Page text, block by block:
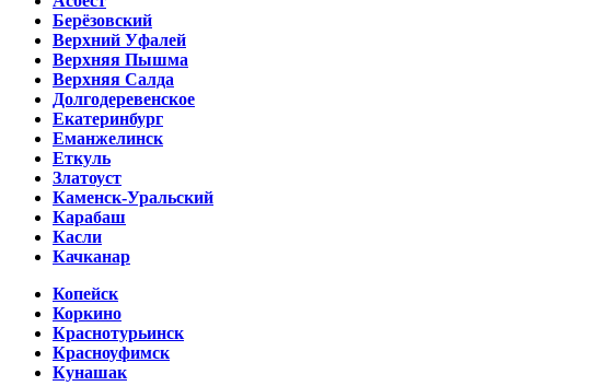
Берёзовский
Верхний Уфалей
Верхняя Пышма
Верхняя Салда
Долгодеревенское
Екатеринбург
Еманжелинск
Еткуль
Златоуст
Каменск-Уральский
Карабаш
Касли
Качканар
Копейск
Коркино
Краснотурьинск
Красноуфимск
Кунашак